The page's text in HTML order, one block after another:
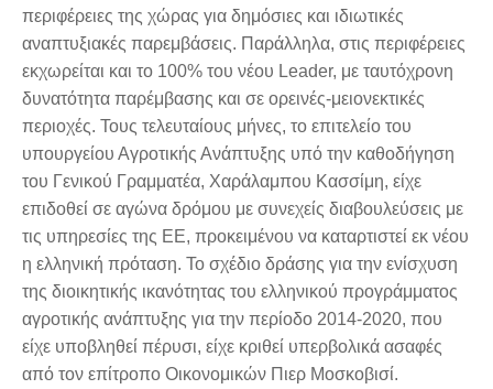
περιφέρειες της χώρας για δημόσιες και ιδιωτικές
αναπτυξιακές παρεμβάσεις. Παράλληλα, στις περιφέρειες
εκχωρείται και το 100% του νέου Leader, με ταυτόχρονη
δυνατότητα παρέμβασης και σε ορεινές-μειονεκτικές
περιοχές. Τους τελευταίους μήνες, το επιτελείο του
υπουργείου Αγροτικής Ανάπτυξης υπό την καθοδήγηση
του Γενικού Γραμματέα, Χαράλαμπου Κασσίμη, είχε
επιδοθεί σε αγώνα δρόμου με συνεχείς διαβουλεύσεις με
τις υπηρεσίες της ΕΕ, προκειμένου να καταρτιστεί εκ νέου
η ελληνική πρόταση. Το σχέδιο δράσης για την ενίσχυση
της διοικητικής ικανότητας του ελληνικού προγράμματος
αγροτικής ανάπτυξης για την περίοδο 2014-2020, που
είχε υποβληθεί πέρυσι, είχε κριθεί υπερβολικά ασαφές
από τον επίτροπο Οικονομικών Πιερ Μοσκοβισί.